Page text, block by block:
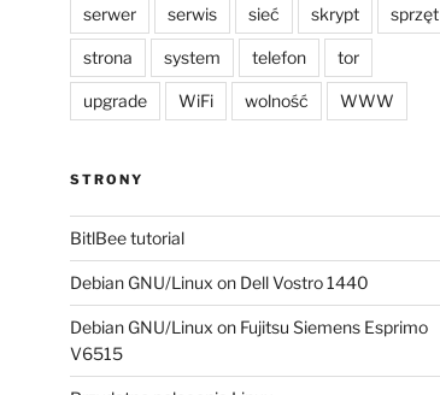
serwer serwis sieć skrypt sprzęt
strona system telefon tor
upgrade WiFi wolność WWW
STRONY
BitlBee tutorial
Debian GNU/Linux on Dell Vostro 1440
Debian GNU/Linux on Fujitsu Siemens Esprimo
V6515